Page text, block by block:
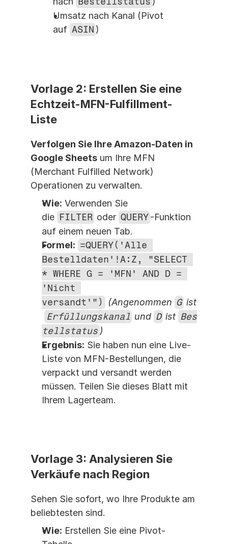
Umsatz nach Kanal (Pivot
auf ASIN )
Vorlage 2: Erstellen Sie eine
Echtzeit-MFN-Fulfillment-
Liste
Verfolgen Sie Ihre Amazon-Daten in
Google Sheets um Ihre MFN
(Merchant Fulfilled Network)
Operationen zu verwalten.
Wie: Verwenden Sie
die FILTER oder QUERY -Funktion
auf einem neuen Tab.
Formel: =QUERY('Alle
Bestelldaten'!A:Z, "SELECT
* WHERE G = 'MFN' AND D =
'Nicht
versandt'")
(Angenommen G ist
Erfüllungskanal und D ist Bes
tellstatus )
Ergebnis: Sie haben nun eine Live-
Liste von MFN-Bestellungen, die
verpackt und versandt werden
müssen. Teilen Sie dieses Blatt mit
Ihrem Lagerteam.
Vorlage 3: Analysieren Sie
Verkäufe nach Region
Sehen Sie sofort, wo Ihre Produkte am
beliebtesten sind.
Wie: Erstellen Sie eine Pivot-